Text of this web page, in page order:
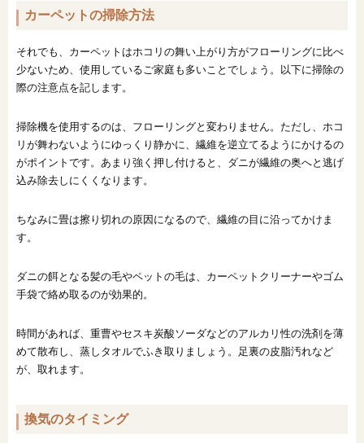
カーペットの掃除方法
それでも、カーペットはホコリの舞い上がり方がフローリングに比べ
少ないため、使用しているご家庭も多いことでしょう。以下に掃除の
際の注意点を記します。
掃除機を使用するのは、フローリングと変わりません。ただし、ホコ
リが舞わないようにゆっくり静かに、繊維を逆立てるようにかけるの
がポイントです。あまり強く押し付けると、ダニが繊維の奥へと逃げ
込み除去しにくくなります。
ちなみに畳は擦り切れの原因になるので、繊維の目に沿ってかけま
す。
ダニの餌となる髪の毛やペットの毛は、カーペットクリーナーやゴム
手袋で絡め取るのが効果的。
時間があれば、重曹やセスキ炭酸ソーダなどのアルカリ性の洗剤を薄
めて散布し、蒸しタオルでふき取りましょう。足裏の皮脂汚れなど
が、取れます。
換気のタイミング